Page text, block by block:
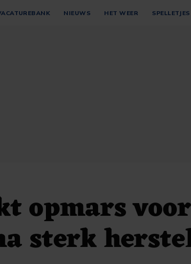
NIEUWS HET WEER SPELLETJES
opmars
sterk